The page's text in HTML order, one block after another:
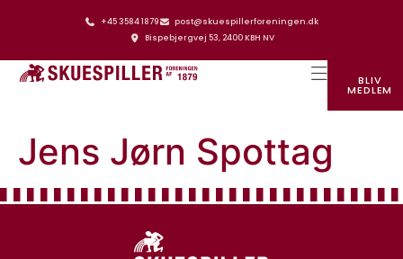
+45 3584 1879
post@skuespillerforeningen.dk
Bispebjergvej 53, 2400 KBH NV
BLIV
MEDLEM
Jens Jørn Spottag